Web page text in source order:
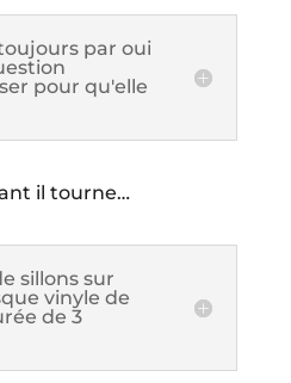
par oui
pour qu'elle
il tourne…
sillons sur
vinyle de
de 3